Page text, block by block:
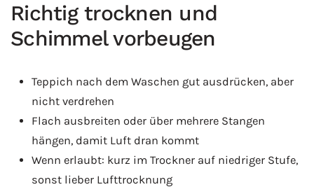
Richtig trocknen und
Schimmel vorbeugen
Teppich nach dem Waschen gut ausdrücken, aber
nicht verdrehen
Flach ausbreiten oder über mehrere Stangen
hängen, damit Luft dran kommt
Wenn erlaubt: kurz im Trockner auf niedriger Stufe,
sonst lieber Lufttrocknung